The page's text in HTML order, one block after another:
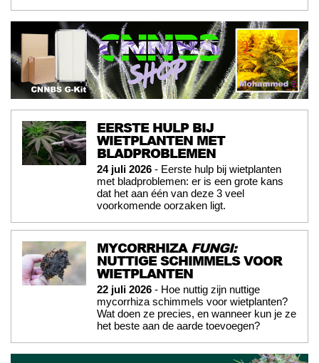
EERSTE HULP BIJ
WIETPLANTEN MET
BLADPROBLEMEN
24 juli 2026 - Eerste hulp bij wietplanten
met bladproblemen: er is een grote kans
dat het aan één van deze 3 veel
voorkomende oorzaken ligt.
MYCORRHIZAFUNGI:
NUTTIGE SCHIMMELS VOOR
WIETPLANTEN
22 juli 2026 - Hoe nuttig zijn nuttige
mycorrhiza schimmels voor wietplanten?
Wat doen ze precies, en wanneer kun je ze
het beste aan de aarde toevoegen?